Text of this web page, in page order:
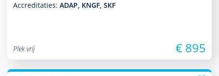
Accreditaties: ADAP, KNGF, SKF
Plek vrij € 895